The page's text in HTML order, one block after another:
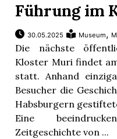
Führung im
30.05.2025 Museum,
Die nächste
Kloster Muri findet
statt. Anhand
Besucher die
Habsburgern
Eine
Zeitgeschichte von ...